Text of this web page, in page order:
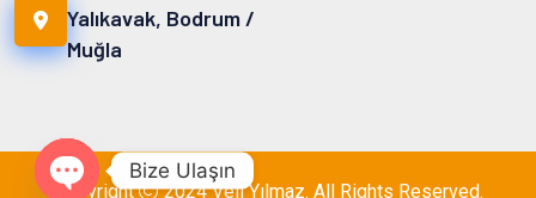
Yalıkavak, Bodrum /
Muğla
Copyright 2024Veli Yılmaz. All Rights Reserved.
Bize Ulaşın